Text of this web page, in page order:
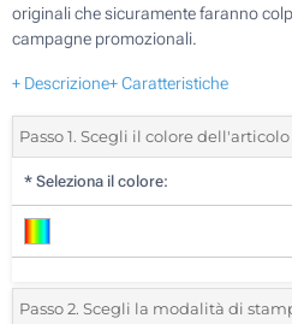
originali che sicuramente faranno
campagne promozionali.
+ Descrizione+ Caratteristiche
Passo 1. Scegli il colore dell'articolo
* Seleziona il colore:
Passo 2. Scegli la modalità di